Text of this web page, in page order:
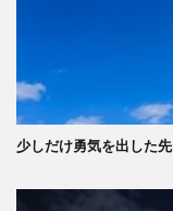
少しだけ勇気を出した